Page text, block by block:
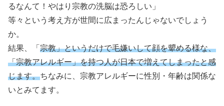
るなんて！やはり宗教の洗脳は恐ろしい」
等々という考え方が世間に広まったんじゃないでしょう
か。
結果、「 宗教」というだけで毛嫌いして顔を顰める様な、
「宗教アレルギー」を持つ人が日本で増えてしまったと感
じます。ちなみに、宗教アレルギーに性別・年齢は関係な
いとみてます。